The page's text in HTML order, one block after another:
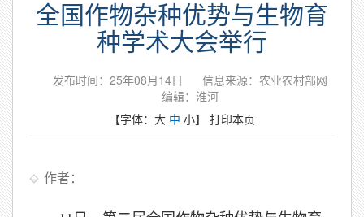
全国作物杂种优势与生物育
种学术大会举行
发布时间：25年08月14日
信息来源：农业农村部网
编辑：淮河
【字体： 大 中 小】 打印本页
作者：